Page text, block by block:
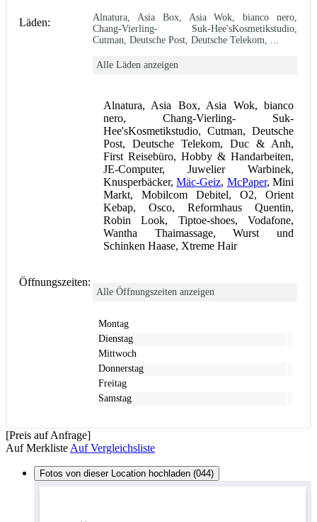
Läden:
Alnatura, Asia Box, Asia Wok, bianco nero,
Chang-Vierling- Suk-Hee'sKosmetikstudio,
Cutman, Deutsche Post, Deutsche Telekom, ...
Alle Läden anzeigen
Alnatura, Asia Box, Asia Wok, bianco
nero, Chang-Vierling- Suk-
Hee'sKosmetikstudio, Cutman, Deutsche
Post, Deutsche Telekom, Duc & Anh,
First Reisebüro, Hobby & Handarbeiten,
JE-Computer, Juwelier Warbinek,
Knusperbäcker,Mäc-Geiz, McPaper, Mini
Markt, Mobilcom Debitel, O2, Orient
Kebap, Osco, Reformhaus Quentin,
Robin Look, Tiptoe-shoes, Vodafone,
Wantha Thaimassage, Wurst und
Schinken Haase, Xtreme Hair
Öffnungszeiten:
Alle Öffnungszeiten anzeigen
Montag
Dienstag
Mittwoch
Donnerstag
Freitag
Samstag
[Preis auf Anfrage]
Auf Merkliste Auf Vergleichsliste
Fotos von dieser Location hochladen (044)